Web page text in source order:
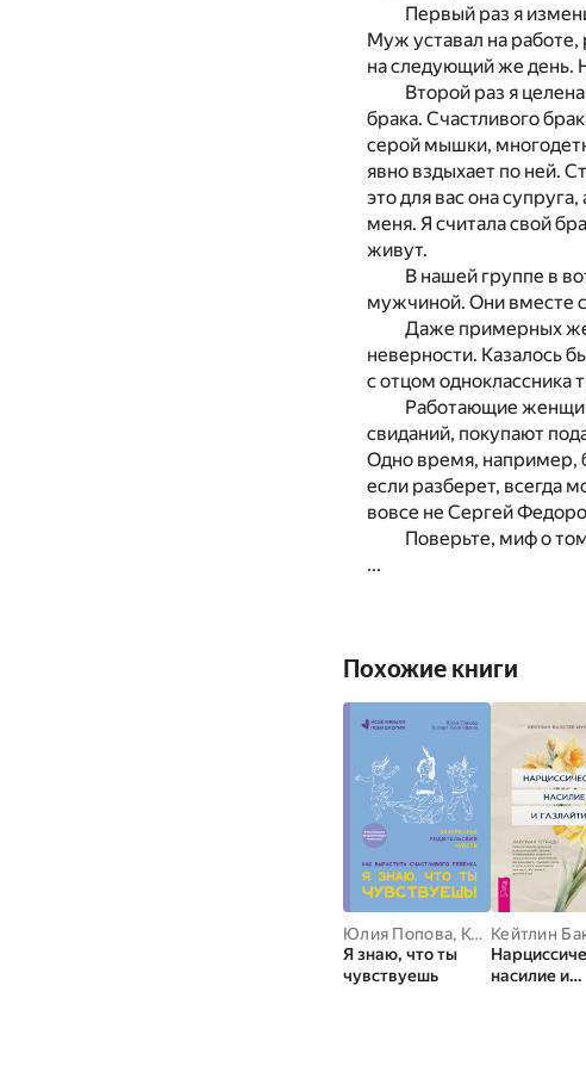
Первый раз я
Муж уставал на работе,
на следующий же день.
Второй раз я
брака. Счастливого
серой мышки,
явно вздыхает по ней.
это для вас она
меня. Я считала свой
живут.
В нашей группе в
мужчиной. Они вместе
Даже примерных
неверности. Казалось
с отцом одноклассника
Работающие
свиданий, покупают
Одно время, например,
если разберет, всегда
вовсе не Сергей
Поверьте, миф о
...
Похожие книги
Юлия Попова, Ксения Акимочкина
Я знаю, что ты
чувствуешь
насилие и